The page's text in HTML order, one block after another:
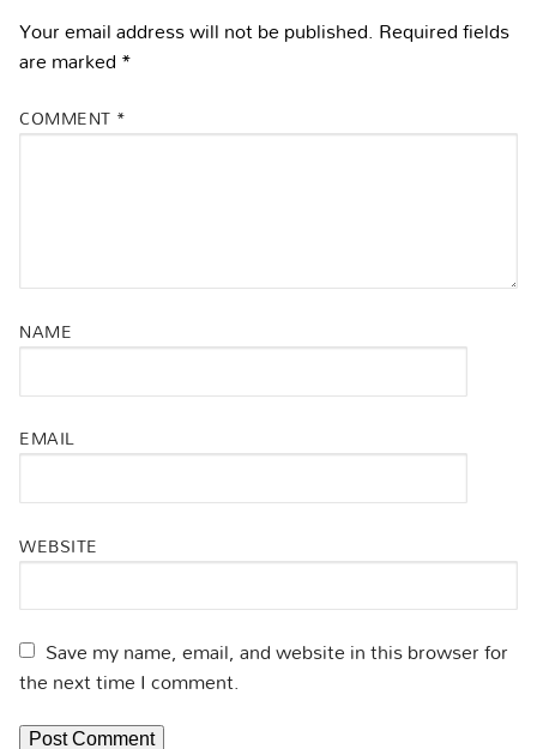
Your email address will not be published. Required fields
are marked*
COMMENT *
NAME
EMAIL
WEBSITE
Save my name, email, and website in this browser for
the next time I comment.